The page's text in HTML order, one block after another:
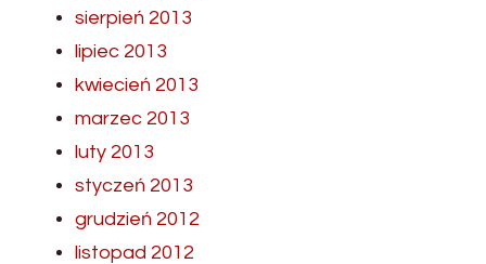
sierpień 2013
lipiec 2013
kwiecień 2013
marzec 2013
luty 2013
styczeń 2013
grudzień 2012
listopad 2012